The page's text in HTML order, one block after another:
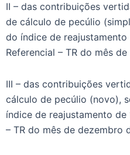
II – das contribuições
de cálculo de pecúlio
do índice de reajustamento
Referencial – TR do mês
III – das contribuições
cálculo de pecúlio (novo),
índice de reajustamento
– TR do mês de dezembro